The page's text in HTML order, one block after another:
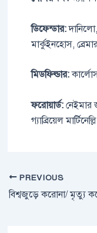
ডিফেন্ডার:
মার্কুইনহোস,
মিডফিল্ডার:
ফরোয়ার্ড: নেইমার
গ্যাব্রিয়েল
PREVIOUS